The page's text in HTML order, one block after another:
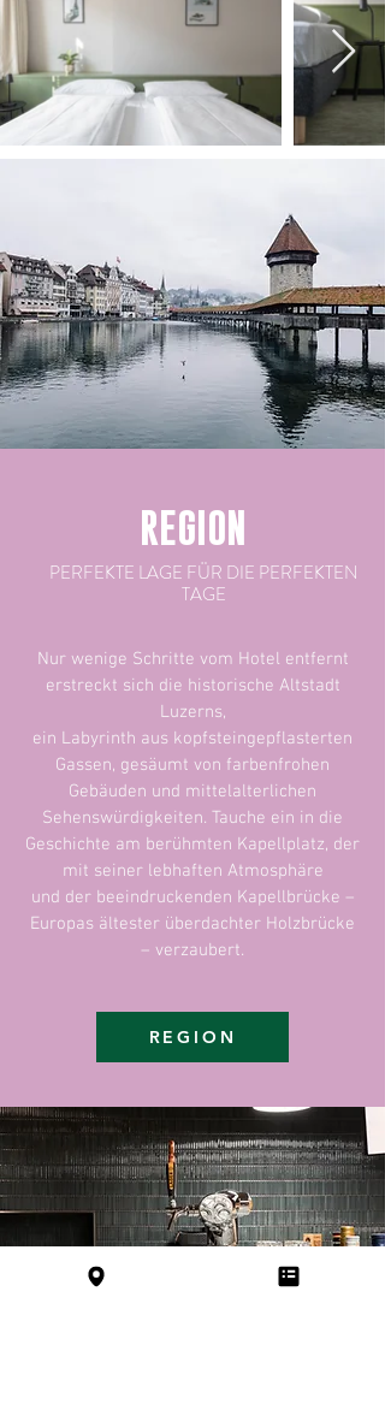
REGION
PERFEKTE LAGE FÜR DIE PERFEKTEN
TAGE
Nur wenige Schritte vom Hotel entfernt
erstreckt sich die historische Altstadt
Luzerns,
ein Labyrinth aus kopfsteingepflasterten
Gassen, gesäumt von farbenfrohen
Gebäuden und mittelalterlichen
Sehenswürdigkeiten. Tauche ein in die
Geschichte am berühmten Kapellplatz, der
mit seiner lebhaften Atmosphäre
und der beeindruckenden Kapellbrücke –
Europas ältester überdachter Holzbrücke
– verzaubert.
REGION